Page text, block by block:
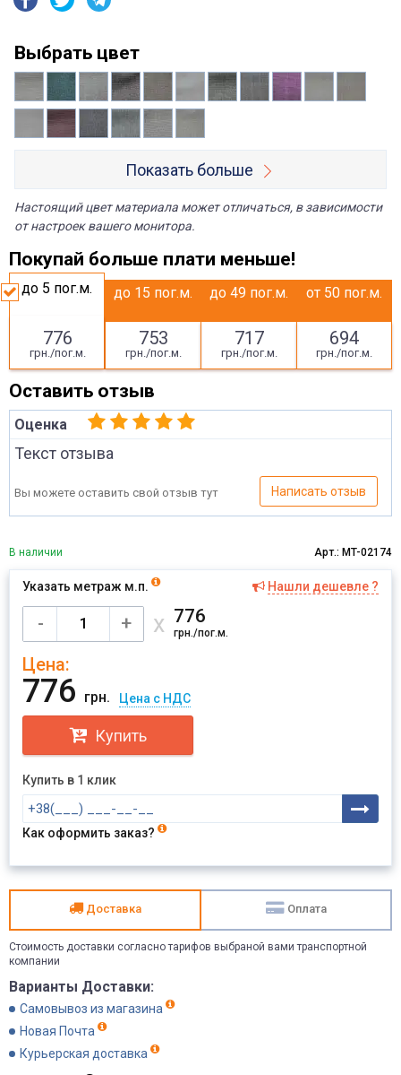
Выбрать цвет
Показать больше
Настоящий цвет материала может отличаться, в зависимости
от настроек вашего монитора.
Покупай больше плати меньше!
до 5 пог.м.
776
грн./пог.м.
до 15 пог.м.
753
грн./пог.м.
до 49 пог.м.
717
грн./пог.м.
от 50 пог.м.
694
грн./пог.м.
Оставить отзыв
Оценка
Текст отзыва
Вы можете оставить свой отзыв тут Написать отзыв
В наличии Арт.: MT-02174
Указать метраж м.п. Нашли дешевле ?
- + х 776
грн./пог.м.
Цена:
776 грн. Цена с НДС
Купить
Купить в 1 клик
Как оформить заказ?
Доставка Оплата
Стоимость доставки согласно тарифов выбраной вами транспортной
компании
Варианты Доставки:
Самовывоз из магазина
Новая Почта
Курьерская доставка